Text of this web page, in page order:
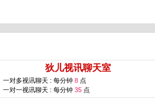
狄儿视讯聊天室
一对多视讯聊天 : 每分钟 8 点
一对一视讯聊天 : 每分钟 35 点